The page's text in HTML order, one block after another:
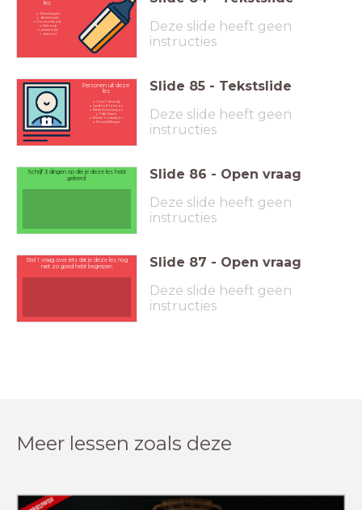
les
Warschaupact
destalinisatie
Dominotheorie
Vietcong
perestrojka
glasnost
Deze slide heeft geen
instructies
Personen uit deze
les
John F. Kennedy
Lyndon B Johnson
Nikita Chroesjstsjov
Fidel Castro
Mikhail Gorbatsjov
Ronald Reagan
Slide 85 - Tekstslide
Deze slide heeft geen
instructies
Schrijf 3 dingen op die je deze les hebt
geleerd
Slide 86 - Open vraag
Deze slide heeft geen
instructies
Stel 1 vraag over iets dat je deze les nog
niet zo goed hebt begrepen
Slide 87 - Open vraag
Deze slide heeft geen
instructies
Meer lessen zoals deze